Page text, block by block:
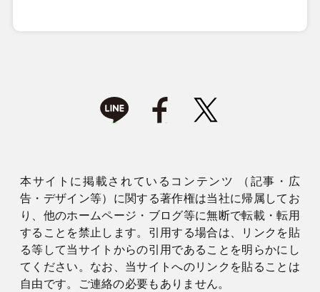
本サイトに掲載されているコンテンツ （記事・広
告・デザイン等）に関する著作権は当社に帰属してお
り、他のホームページ・ブログ等に無断で転載・転用
することを禁止します。引用する場合は、リンクを貼
る等して当サイトからの引用であることを明らかにし
てください。なお、当サイトへのリンクを貼ることは
自由です。ご連絡の必要もありません。